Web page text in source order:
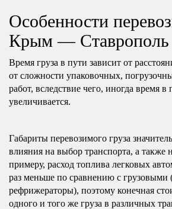
Особенности
Крым — Ставрополь
Время груза в пути зависит от
от сложности упаковочных,
работ, вследствие чего, иногда время в
увеличивается.
Габариты перевозимого груза
влияния на выбор транспорта, а также
примеру, расход топлива легковых
раз меньше по сравнению с грузовыми
рефрижераторы), поэтому конечная
одного и того же груза в различных